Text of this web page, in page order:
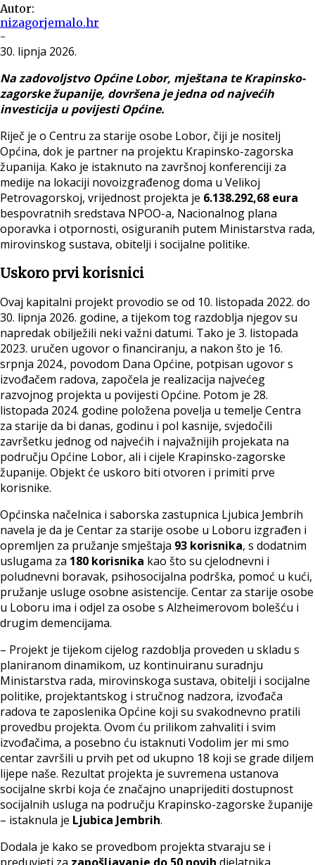
Autor:
nizagorjemalo.hr
-
30. lipnja 2026.
Na zadovoljstvo Općine Lobor, mještana te Krapinsko-
zagorske županije, dovršena je jedna od najvećih
investicija u povijesti Općine.
Riječ je o Centru za starije osobe Lobor, čiji je nositelj
Općina, dok je partner na projektu Krapinsko-zagorska
županija. Kako je istaknuto na završnoj konferenciji za
medije na lokaciji novoizgrađenog doma u Velikoj
Petrovagorskoj, vrijednost projekta je 6.138.292,68 eura
bespovratnih sredstava NPOO-a, Nacionalnog plana
oporavka i otpornosti, osiguranih putem Ministarstva rada,
mirovinskog sustava, obitelji i socijalne politike.
Uskoro prvi korisnici
Ovaj kapitalni projekt provodio se od 10. listopada 2022. do
30. lipnja 2026. godine, a tijekom tog razdoblja njegov su
napredak obilježili neki važni datumi. Tako je 3. listopada
2023. uručen ugovor o financiranju, a nakon što je 16.
srpnja 2024., povodom Dana Općine, potpisan ugovor s
izvođačem radova, započela je realizacija najvećeg
razvojnog projekta u povijesti Općine. Potom je 28.
listopada 2024. godine položena povelja u temelje Centra
za starije da bi danas, godinu i pol kasnije, svjedočili
završetku jednog od najvećih i najvažnijih projekata na
području Općine Lobor, ali i cijele Krapinsko-zagorske
županije. Objekt će uskoro biti otvoren i primiti prve
korisnike.
Općinska načelnica i saborska zastupnica Ljubica Jembrih
navela je da je Centar za starije osobe u Loboru izgrađen i
opremljen za pružanje smještaja 93 korisnika, s dodatnim
uslugama za 180 korisnika kao što su cjelodnevni i
poludnevni boravak, psihosocijalna podrška, pomoć u kući,
pružanje usluge osobne asistencije. Centar za starije osobe
u Loboru ima i odjel za osobe s Alzheimerovom bolešću i
drugim demencijama.
– Projekt je tijekom cijelog razdoblja proveden u skladu s
planiranom dinamikom, uz kontinuiranu suradnju
Ministarstva rada, mirovinskoga sustava, obitelji i socijalne
politike, projektantskog i stručnog nadzora, izvođača
radova te zaposlenika Općine koji su svakodnevno pratili
provedbu projekta. Ovom ću prilikom zahvaliti i svim
izvođačima, a posebno ću istaknuti Vodolim jer mi smo
centar završili u prvih pet od ukupno 18 koji se grade diljem
lijepe naše. Rezultat projekta je suvremena ustanova
socijalne skrbi koja će značajno unaprijediti dostupnost
socijalnih usluga na području Krapinsko-zagorske županije
– istaknula je Ljubica Jembrih.
Dodala je kako se provedbom projekta stvaraju se i